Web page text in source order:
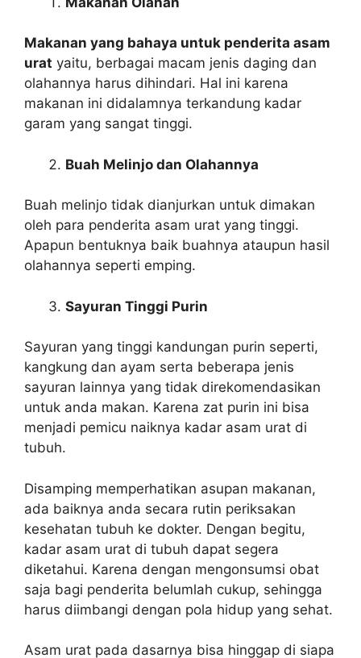
Makanan yang bahaya untuk penderita asam
urat yaitu, berbagai macam jenis daging dan
olahannya harus dihindari. Hal ini karena
makanan ini didalamnya terkandung kadar
garam yang sangat tinggi.
Buah Melinjo dan Olahannya
Buah melinjo tidak dianjurkan untuk dimakan
oleh para penderita asam urat yang tinggi.
Apapun bentuknya baik buahnya ataupun hasil
olahannya seperti emping.
Sayuran Tinggi Purin
Sayuran yang tinggi kandungan purin seperti,
kangkung dan ayam serta beberapa jenis
sayuran lainnya yang tidak direkomendasikan
untuk anda makan. Karena zat purin ini bisa
menjadi pemicu naiknya kadar asam urat di
tubuh.
Disamping memperhatikan asupan makanan,
ada baiknya anda secara rutin periksakan
kesehatan tubuh ke dokter. Dengan begitu,
kadar asam urat di tubuh dapat segera
diketahui. Karena dengan mengonsumsi obat
saja bagi penderita belumlah cukup, sehingga
harus diimbangi dengan pola hidup yang sehat.
Asam urat pada dasarnya bisa hinggap di siapa